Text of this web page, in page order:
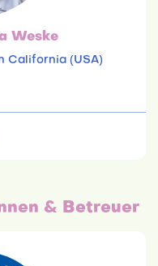
Weske
California (USA)
& Betreuer